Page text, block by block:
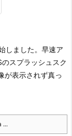
ました。 早速ア
スプラッシュスク
が表示されず真っ
...